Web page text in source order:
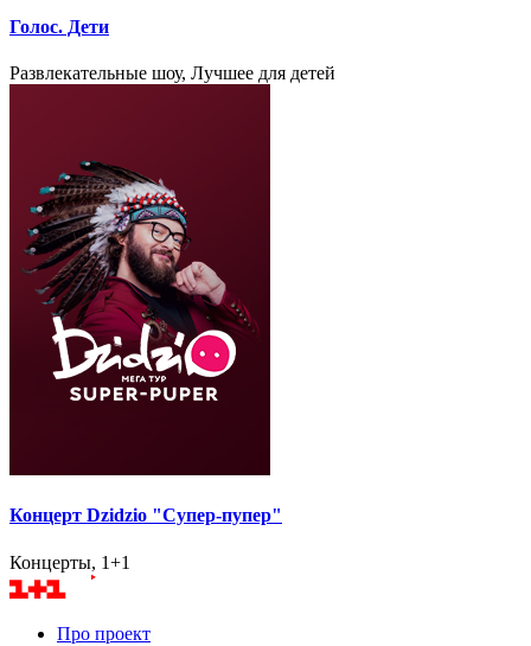
Голос. Дети
Развлекательные шоу, Лучшее для детей
Концерт Dzidzio "Супер-пупер"
Концерты, 1+1
Про проект